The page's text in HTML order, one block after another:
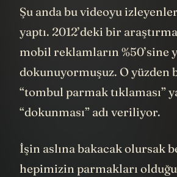
Şu anda bu videoyu
yaptı. 2012’deki bir
mobil reklamların %50’sine
dokunuyormuşuz. O yüzden
“tombul parmak tıklaması”
“dokunması” adı veriliyor.
İşin aslına bakacak olursak
hepimizin parmakları